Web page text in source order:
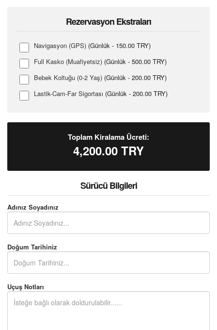
Rezervasyon Ekstraları
Navigasyon (GPS) (Günlük - 150.00 TRY)
Full Kasko (Muafiyetsiz) (Günlük - 500.00 TRY)
Bebek Koltuğu (0-2 Yaş) (Günlük - 200.00 TRY)
Lastik-Cam-Far Sigortası (Günlük - 200.00 TRY)
Toplam Kiralama Ücreti:
4,200.00 TRY
Sürücü Bilgileri
Adınız Soyadınız
Doğum Tarihiniz
Uçuş Notları